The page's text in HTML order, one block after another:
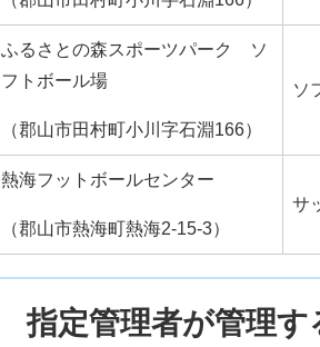
ふるさとの森スポーツパーク ソ
フトボール場
（郡山市田村町小川字石淵166）
ソ
熱海フットボールセンター
（郡山市熱海町熱海2-15-3）
サ
指定管理者が管理す